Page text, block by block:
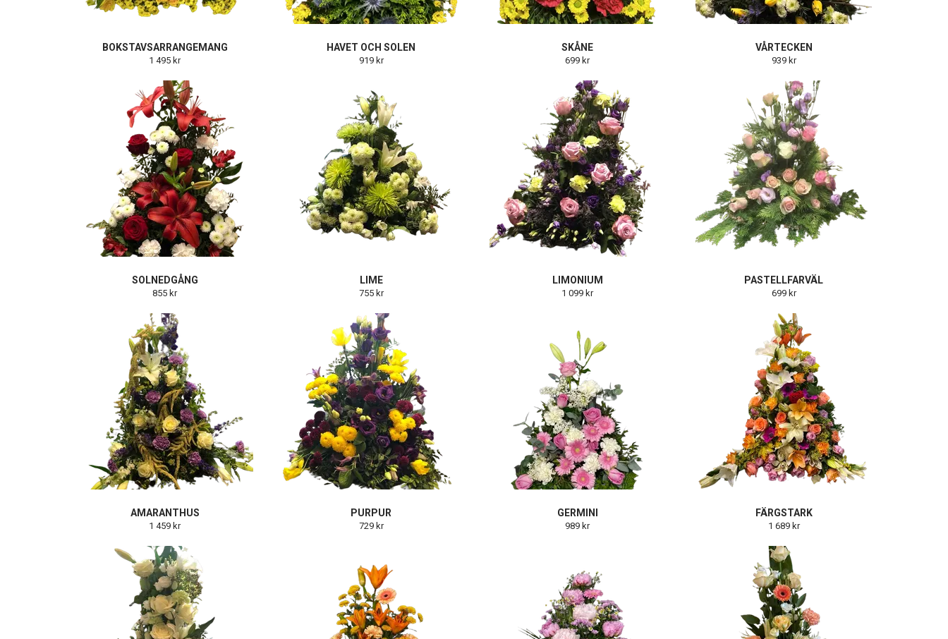
BOKSTAVSARRANGEMANG
1 495 kr
HAVET OCH SOLEN
919 kr
SKÅNE
699 kr
VÅRTECKEN
939 kr
SOLNEDGÅNG
855 kr
LIME
755 kr
LIMONIUM
1 099 kr
PASTELLFARVÄL
699 kr
AMARANTHUS
1 459 kr
PURPUR
729 kr
GERMINI
989 kr
FÄRGSTARK
1 689 kr